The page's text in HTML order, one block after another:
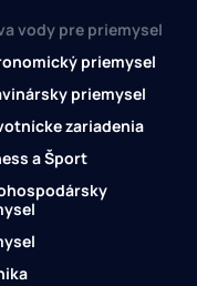
vody pre priemysel
priemysel
priemysel
zariadenia
a Šport